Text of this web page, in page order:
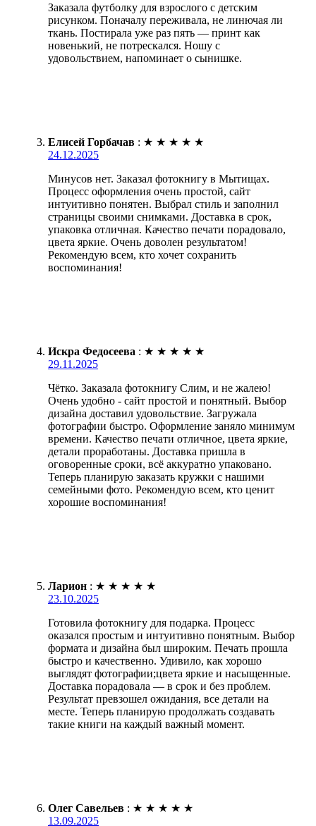
Заказала футболку для взрослого с детским
рисунком. Поначалу переживала, не линючая ли
ткань. Постирала уже раз пять — принт как
новенький, не потрескался. Ношу с
удовольствием, напоминает о сынишке.
Елисей Горбачав : ★ ★ ★ ★ ★
24.12.2025
Минусов нет. Заказал фотокнигу в Мытищах.
Процесс оформления очень простой, сайт
интуитивно понятен. Выбрал стиль и заполнил
страницы своими снимками. Доставка в срок,
упаковка отличная. Качество печати порадовало,
цвета яркие. Очень доволен результатом!
Рекомендую всем, кто хочет сохранить
воспоминания!
Искра Федосеева : ★ ★ ★ ★ ★
29.11.2025
Чётко. Заказала фотокнигу Слим, и не жалею!
Очень удобно - сайт простой и понятный. Выбор
дизайна доставил удовольствие. Загружала
фотографии быстро. Оформление заняло минимум
времени. Качество печати отличное, цвета яркие,
детали проработаны. Доставка пришла в
оговоренные сроки, всё аккуратно упаковано.
Теперь планирую заказать кружки с нашими
семейными фото. Рекомендую всем, кто ценит
хорошие воспоминания!
Ларион : ★ ★ ★ ★ ★
23.10.2025
Готовила фотокнигу для подарка. Процесс
оказался простым и интуитивно понятным. Выбор
формата и дизайна был широким. Печать прошла
быстро и качественно. Удивило, как хорошо
выглядят фотографии;цвета яркие и насыщенные.
Доставка порадовала — в срок и без проблем.
Результат превзошел ожидания, все детали на
месте. Теперь планирую продолжать создавать
такие книги на каждый важный момент.
Олег Савельев : ★ ★ ★ ★ ★
13.09.2025